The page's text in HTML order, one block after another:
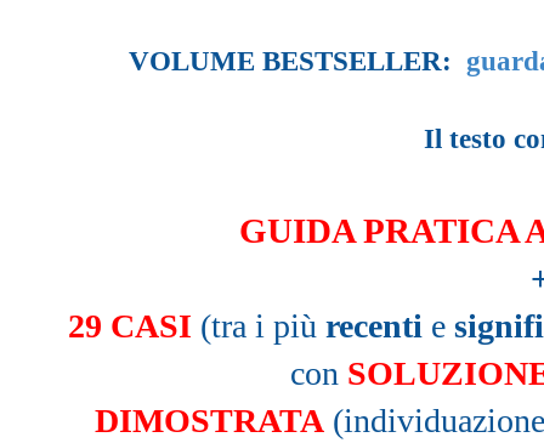
VOLUME BESTSELLER:
Il testo
GUIDA PRATICA
29 CASI (tra i più recenti e
con
DIMOSTRATA